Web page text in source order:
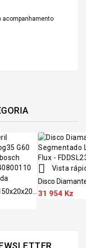
acompanhamento

Vista
Disco
31 954 Kz